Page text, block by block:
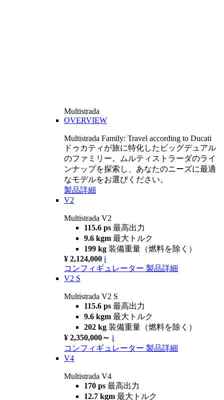
Multistrada
OVERVIEW
Multistrada Family: Travel according to Ducati
ドゥカティが旅に特化したビッグデュアル
のファミリー。ムルティストラーダのライ
ンナップを探索し、あなたのニーズに最適
なモデルをお選びください。
製品詳細
V2
Multistrada V2
115.6 ps 最高出力
9.6 kgm 最大トルク
199 kg 装備重量（燃料を除く）
¥ 2,124,000 i
コンフィギュレーター 製品詳細
V2 S
Multistrada V2 S
115.6 ps 最高出力
9.6 kgm 最大トルク
202 kg 装備重量（燃料を除く）
¥ 2,350,000～ i
コンフィギュレーター 製品詳細
V4
Multistrada V4
170 ps 最高出力
12.7 kgm 最大トルク